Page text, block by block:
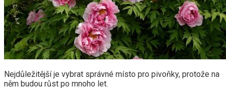
Nejdůležitější je vybrat správné místo pro pivoňky, protože na
něm budou růst po mnoho let.